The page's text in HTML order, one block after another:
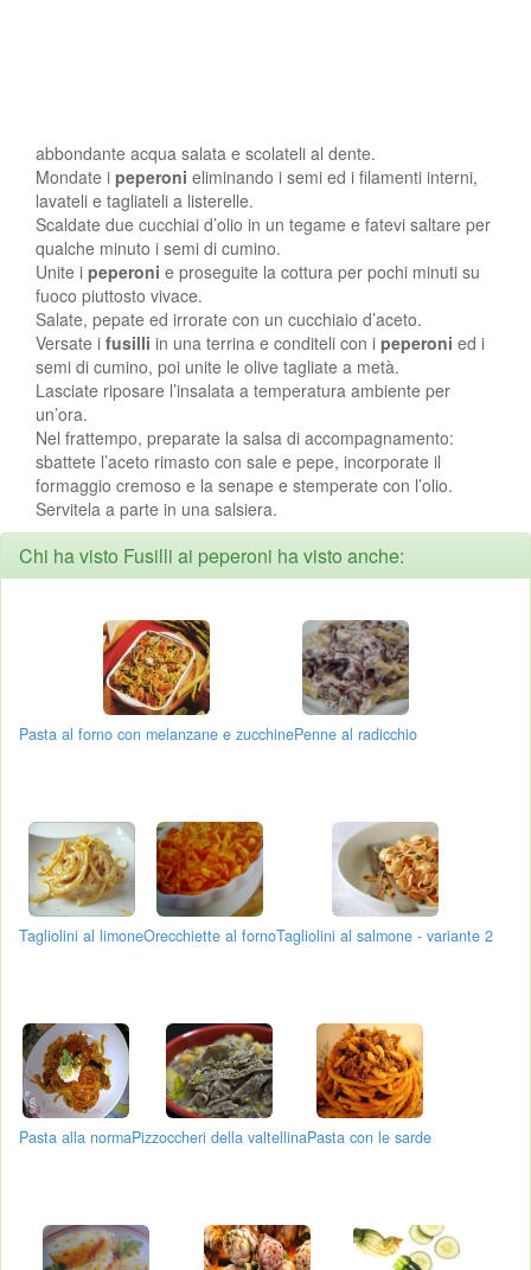
abbondante acqua salata e scolateli al dente.
Mondate i peperoni eliminando i semi ed i filamenti interni,
lavateli e tagliateli a listerelle.
Scaldate due cucchiai d’olio in un tegame e fatevi saltare per
qualche minuto i semi di cumino.
Unite i peperoni e proseguite la cottura per pochi minuti su
fuoco piuttosto vivace.
Salate, pepate ed irrorate con un cucchiaio d’aceto.
Versate i fusilli in una terrina e conditeli con i peperoni ed i
semi di cumino, poi unite le olive tagliate a metà.
Lasciate riposare l’insalata a temperatura ambiente per
un’ora.
Nel frattempo, preparate la salsa di accompagnamento:
sbattete l’aceto rimasto con sale e pepe, incorporate il
formaggio cremoso e la senape e stemperate con l’olio.
Servitela a parte in una salsiera.
Chi ha visto Fusilli ai peperoni ha visto anche:
Pasta al forno con melanzane e zucchinePenne al radicchio
Tagliolini al limoneOrecchiette al fornoTagliolini al salmone - variante 2
Pasta alla normaPizzoccheri della valtellinaPasta con le sarde